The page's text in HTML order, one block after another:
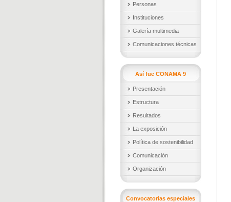
Personas
Instituciones
Galería multimedia
Comunicaciones técnicas
Así fue CONAMA 9
Presentación
Estructura
Resultados
La exposición
Política de sostenibilidad
Comunicación
Organización
Convocatorias especiales